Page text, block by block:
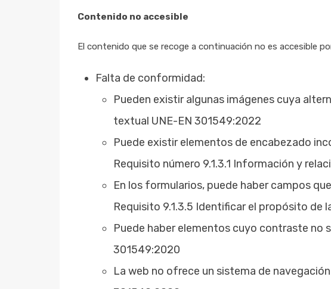
Contenido no accesible
El contenido que se recoge a continuación no es accesible
Falta de conformidad:
Pueden existir algunas imágenes cuya
textual UNE-EN 301549:2022
Puede existir elementos de encabezado
Requisito número 9.1.3.1 Información y
En los formularios, puede haber campos
Requisito 9.1.3.5 Identificar el propósito de
Puede haber elementos cuyo contraste no
301549:2020
La web no ofrece un sistema de